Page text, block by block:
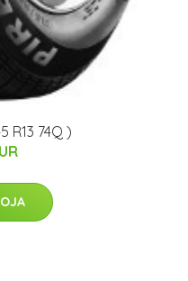
R13 74Q )